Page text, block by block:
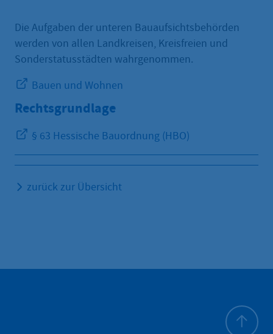
Die Aufgaben der unteren Bauaufsichtsbehörden
werden von allen Landkreisen, Kreisfreien und
Sonderstatusstädten wahrgenommen.
Bauen und Wohnen
Rechtsgrundlage
§ 63 Hessische Bauordnung (HBO)
zurück zur Übersicht